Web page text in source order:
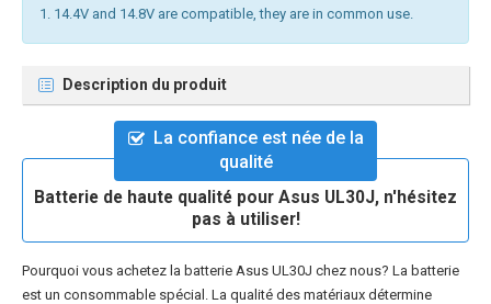
1. 14.4V and 14.8V are compatible, they are in common use.
Description du produit
La confiance est née de la
qualité
Batterie de haute qualité pour Asus UL30J, n'hésitez
pas à utiliser!
Pourquoi vous achetez la batterie Asus UL30J chez nous? La batterie
est un consommable spécial. La qualité des matériaux détermine